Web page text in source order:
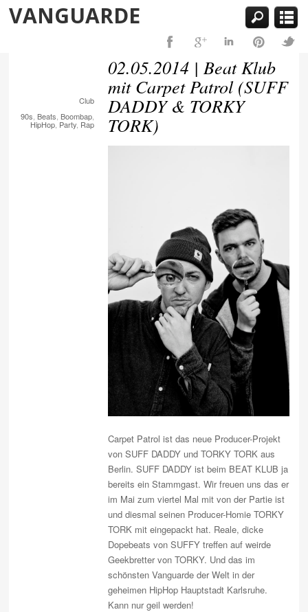
VANGUARDE
02.05.2014 | Beat Klub
mit Carpet Patrol (SUFF
DADDY & TORKY
TORK)
Club
90s Beats Boombap
HipHop,Party Rap
Carpet Patrol ist das neue Producer-Projekt
von SUFF DADDY und TORKY TORK aus
Berlin. SUFF DADDY ist beim BEAT KLUB ja
bereits ein Stammgast. Wir freuen uns das er
im Mai zum viertel Mal mit von der Partie ist
und diesmal seinen Producer-Homie TORKY
TORK mit eingepackt hat. Reale, dicke
Dopebeats von SUFFY treffen auf weirde
Geekbretter von TORKY. Und das im
schönsten Vanguarde der Welt in der
geheimen HipHop Hauptstadt Karlsruhe.
Kann nur geil werden!